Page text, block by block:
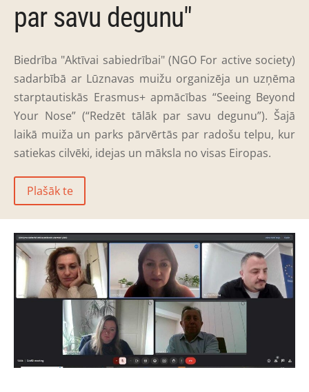
par savu degunu"
Biedrība "Aktīvai sabiedrībai" (NGO For active society)
sadarbībā ar Lūznavas muižu organizēja un uzņēma
starptautiskās Erasmus+ apmācības “Seeing Beyond
Your Nose” (“Redzēt tālāk par savu degunu”). Šajā
laikā muiža un parks pārvērtās par radošu telpu, kur
satiekas cilvēki, idejas un māksla no visas Eiropas.
Plašāk te